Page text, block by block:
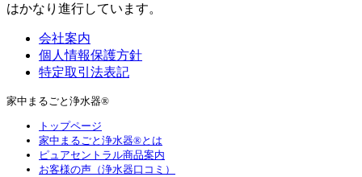
はかなり進行しています。
会社案内
個人情報保護方針
特定取引法表記
家中まるごと浄水器®
トップページ
家中まるごと浄水器®とは
ピュアセントラル商品案内
お客様の声（浄水器口コミ）